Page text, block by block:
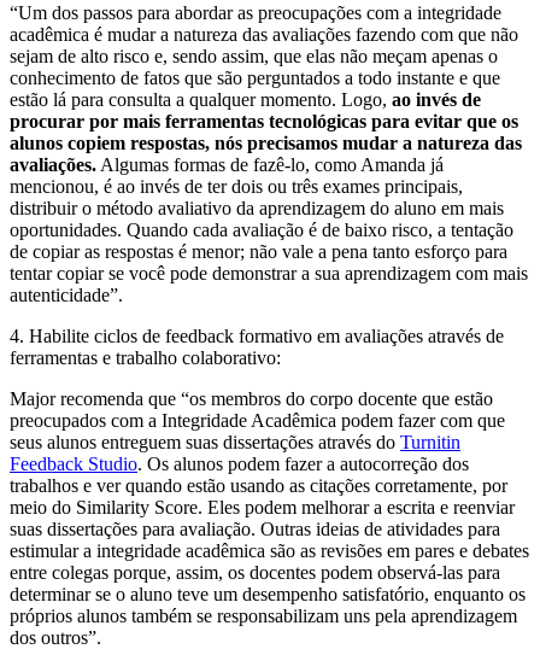
“Um dos passos para abordar as preocupações com a integridade
acadêmica é mudar a natureza das avaliações fazendo com que não
sejam de alto risco e, sendo assim, que elas não meçam apenas o
conhecimento de fatos que são perguntados a todo instante e que
estão lá para consulta a qualquer momento. Logo, ao invés de
procurar por mais ferramentas tecnológicas para evitar que os
alunos copiem respostas, nós precisamos mudar a natureza das
avaliações. Algumas formas de fazê-lo, como Amanda já
mencionou, é ao invés de ter dois ou três exames principais,
distribuir o método avaliativo da aprendizagem do aluno em mais
oportunidades. Quando cada avaliação é de baixo risco, a tentação
de copiar as respostas é menor; não vale a pena tanto esforço para
tentar copiar se você pode demonstrar a sua aprendizagem com mais
autenticidade”.
4. Habilite ciclos de feedback formativo em avaliações através de
ferramentas e trabalho colaborativo:
Major recomenda que “os membros do corpo docente que estão
preocupados com a Integridade Acadêmica podem fazer com que
seus alunos entreguem suas dissertações através do Turnitin
Feedback Studio. Os alunos podem fazer a autocorreção dos
trabalhos e ver quando estão usando as citações corretamente, por
meio do Similarity Score. Eles podem melhorar a escrita e reenviar
suas dissertações para avaliação. Outras ideias de atividades para
estimular a integridade acadêmica são as revisões em pares e debates
entre colegas porque, assim, os docentes podem observá-las para
determinar se o aluno teve um desempenho satisfatório, enquanto os
próprios alunos também se responsabilizam uns pela aprendizagem
dos outros”.